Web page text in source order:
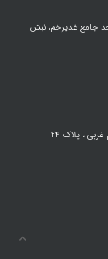
جامع غدیرخم، نبش
، پلاک 24